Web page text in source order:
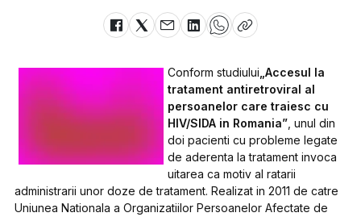
Conform studiului „Accesul la
tratament antiretroviral al
persoanelor care traiesc cu
HIV/SIDA in Romania” , unul din
doi pacienti cu probleme legate
de aderenta la tratament invoca
uitarea ca motiv al ratarii
administrarii unor doze de tratament. Realizat in 2011 de catre
Uniunea Nationala a Organizatiilor Persoanelor Afectate de